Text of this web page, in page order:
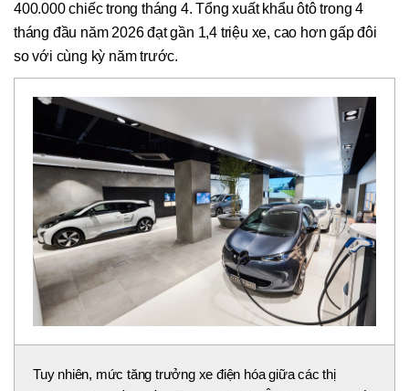
400.000 chiếc trong tháng 4. Tổng xuất khẩu ôtô trong 4
tháng đầu năm 2026 đạt gần 1,4 triệu xe, cao hơn gấp đôi
so với cùng kỳ năm trước.
Tuy nhiên, mức tăng trưởng xe điện hóa giữa các thị